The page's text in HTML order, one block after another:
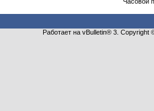
Работает на vBulletin® 3.